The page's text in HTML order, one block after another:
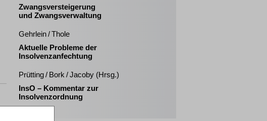
Zwangsversteigerung
und Zwangsverwaltung
Gehrlein / Thole
Aktuelle Probleme der
Insolvenzanfechtung
Prütting / Bork / Jacoby (Hrsg.)
InsO – Kommentar zur
Insolvenzordnung